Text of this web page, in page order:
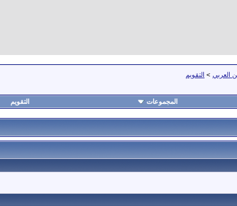
العربي > التقويم
المجموعات التقويم